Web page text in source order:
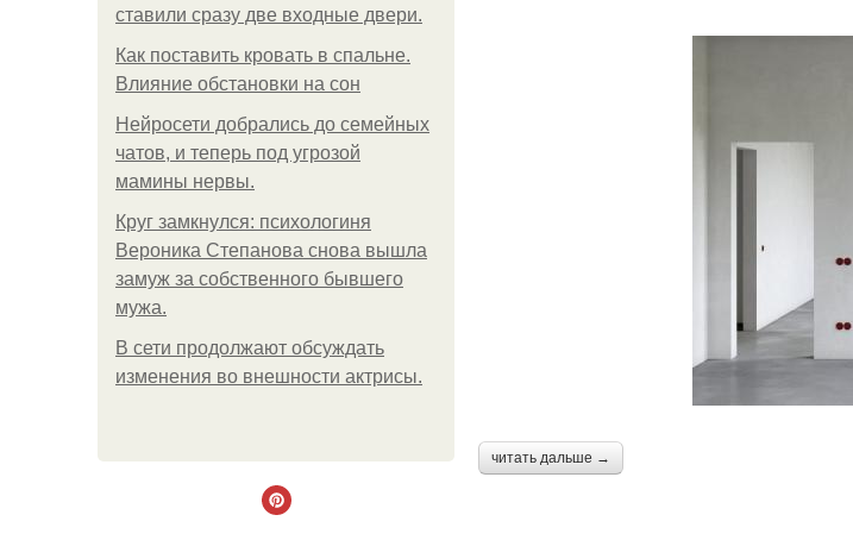
ставили сразу две входные двери.
Как поставить кровать в спальне.
Влияние обстановки на сон
Нейросети добрались до семейных
чатов, и теперь под угрозой
мамины нервы.
Круг замкнулся: психологиня
Вероника Степанова снова вышла
замуж за собственного бывшего
мужа.
В сети продолжают обсуждать
изменения во внешности актрисы.
читать дальше →